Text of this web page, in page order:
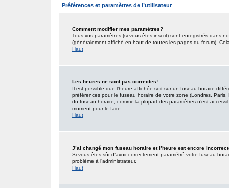
Préférences et paramètres de l’utilisateur
Comment modifier mes paramètres?
Tous vos paramètres (si vous êtes inscrit) sont enregistrés dans
(généralement affiché en haut de toutes les pages du forum).
Haut
Les heures ne sont pas correctes!
Il est possible que l’heure affichée soit sur un fuseau horaire
préférences pour le fuseau horaire de votre zone (Londres,
du fuseau horaire, comme la plupart des paramètres n’est
moment pour le faire.
Haut
J’ai changé mon fuseau horaire et l’heure est encore
Si vous êtes sûr d’avoir correctement paramétré votre fuseau
problème à l’administrateur.
Haut